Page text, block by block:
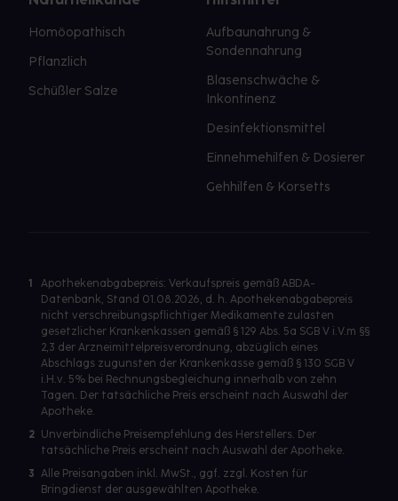
Homöopathisch
Pflanzlich
Schüßler Salze
Aufbaunahrung &
Sondennahrung
Blasenschwäche &
Inkontinenz
Desinfektionsmittel
Einnehmehilfen & Dosierer
Gehhilfen & Korsetts
1
Apothekenabgabepreis: Verkaufspreis gemäß ABDA-
Datenbank, Stand 01.08.2026, d. h. Apothekenabgabepreis
nicht verschreibungspflichtiger Medikamente zulasten
gesetzlicher Krankenkassen gemäß § 129 Abs. 5a SGB V i.V.m §§
2,3 der Arzneimittelpreisverordnung, abzüglich eines
Abschlags zugunsten der Krankenkasse gemäß § 130 SGB V
i.H.v. 5% bei Rechnungsbegleichung innerhalb von zehn
Tagen. Der tatsächliche Preis erscheint nach Auswahl der
Apotheke.
2 Unverbindliche Preisempfehlung des Herstellers. Der
tatsächliche Preis erscheint nach Auswahl der Apotheke.
3 Alle Preisangaben inkl. MwSt., ggf. zzgl. Kosten für
Bringdienst der ausgewählten Apotheke.